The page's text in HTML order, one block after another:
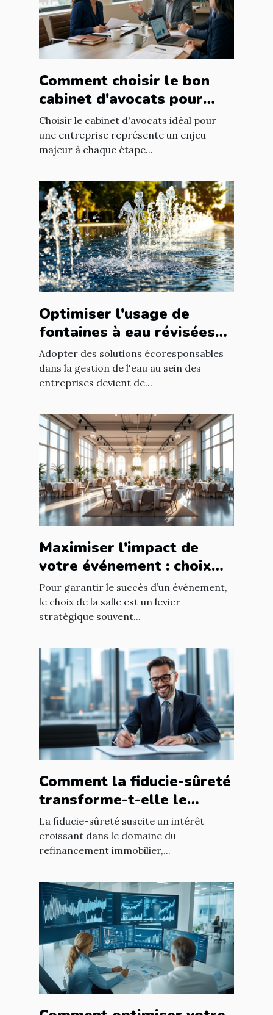
Comment choisir le bon
cabinet d'avocats pour
votre entreprise ?
Choisir le cabinet d'avocats idéal pour
une entreprise représente un enjeu
majeur à chaque étape...
Optimiser l'usage de
fontaines à eau révisées
pour économies durables
Adopter des solutions écoresponsables
dans la gestion de l'eau au sein des
entreprises devient de...
Maximiser l'impact de
votre événement : choix
stratégique de la salle
Pour garantir le succès d’un événement,
le choix de la salle est un levier
stratégique souvent...
Comment la fiducie-sûreté
transforme-t-elle le
refinancement immobilier
?
La fiducie-sûreté suscite un intérêt
croissant dans le domaine du
refinancement immobilier,...